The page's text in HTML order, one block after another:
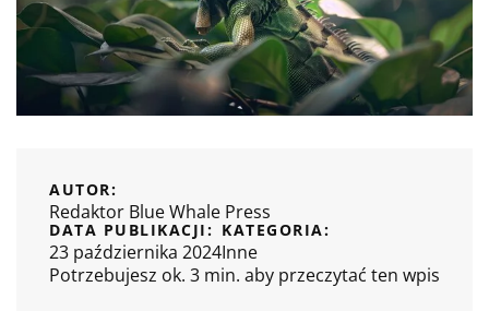
AUTOR:
Redaktor Blue Whale Press
DATA PUBLIKACJI:
23 października 2024
KATEGORIA:
Inne
Potrzebujesz ok. 3 min. aby przeczytać ten wpis